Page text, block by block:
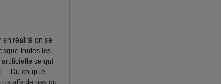
en réalité on se
toutes les
ce qui
Du coup je
affecte pas du